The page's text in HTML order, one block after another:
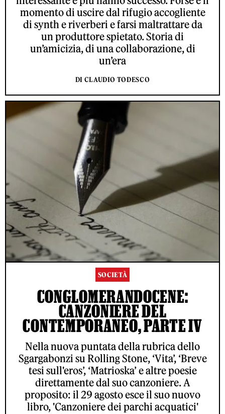
momento di uscire dal rifugio accogliente
di synth e riverberi e farsi maltrattare da
un produttore spietato. Storia di
un’amicizia, di una collaborazione, di
un’era
DI CLAUDIO TODESCO
SOCIETÀ
CONGLOMERANDOCENE:
CANZONIERE DEL
CONTEMPORANEO, PARTE IV
Nella nuova puntata della rubrica dello
Sgargabonzi su Rolling Stone, ‘Vita’, ‘Breve
tesi sull'eros’, ‘Matrioska’ e altre poesie
direttamente dal suo canzoniere. A
proposito: il 29 agosto esce il suo nuovo
libro, 'Canzoniere dei parchi acquatici'